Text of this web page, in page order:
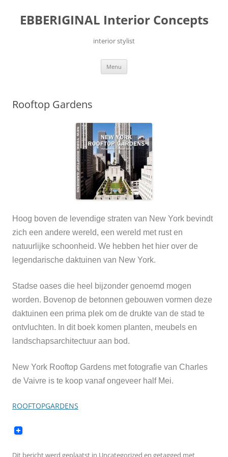
inhoud
EBBERIGINAL Interior Concepts
interior stylist
Menu
Rooftop Gardens
Hoog boven de levendige straten van New York bevindt
zich een andere wereld, een wereld met rust en
natuurlijke schoonheid. We hebben het hier over de
legendarische daktuinen van New York.
Stadse oases die heel bijzonder genoemd mogen
worden. Bovenop de betonnen gebouwen vormen deze
daktuinen een prima plek om de drukte van de stad te
ontvluchten. In dit boek komen planten, meubels en
landschapsarchitectuur aan bod.
New York Rooftop Gardens met fotografie van Charles
de Vaivre is te koop vanaf ongeveer half Mei.
ROOFTOPGARDENS
Dit bericht werd geplaatst in Uncategorized en getagged met